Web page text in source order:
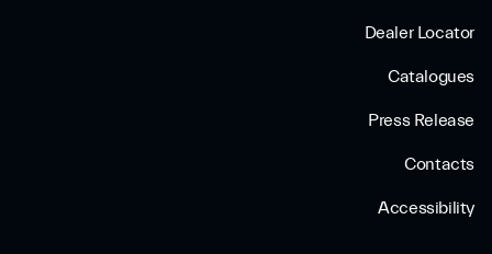
Dealer Locator
Catalogues
Press Release
Contacts
Accessibility